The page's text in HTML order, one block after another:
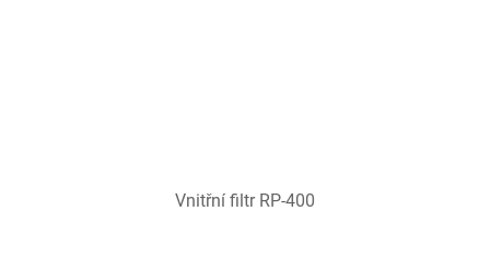
Vnitřní filtr RP-400